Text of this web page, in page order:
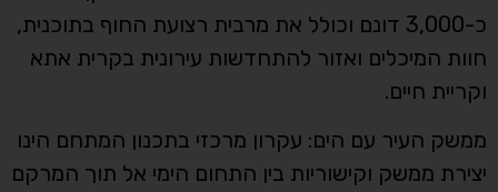
כ-3,000 דונם וכולל את מרבית רצועת החוף בתוכנית,
חוות המיכלים ואזור להתחדשות עירונית בקרית אתא
וקריית חיים.
ממשק העיר עם הים: עקרון מרכזי בתכנון המתחם הינו
יצירת ממשק וקישוריות בין התחום הימי אל תוך המרקם